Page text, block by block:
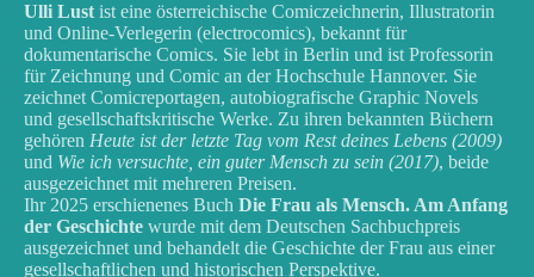
Ulli Lust ist eine österreichische Comiczeichnerin, Illustratorin
und Online-Verlegerin (electrocomics), bekannt für
dokumentarische Comics. Sie lebt in Berlin und ist Professorin
für Zeichnung und Comic an der Hochschule Hannover. Sie
zeichnet Comicreportagen, autobiografische Graphic Novels
und gesellschaftskritische Werke. Zu ihren bekannten Büchern
gehören Heute ist der letzte Tag vom Rest deines Lebens (2009)
und Wie ich versuchte, ein guter Mensch zu sein (2017), beide
ausgezeichnet mit mehreren Preisen.
Ihr 2025 erschienenes Buch Die Frau als Mensch. Am Anfang
der Geschichte wurde mit dem Deutschen Sachbuchpreis
ausgezeichnet und behandelt die Geschichte der Frau aus einer
gesellschaftlichen und historischen Perspektive.